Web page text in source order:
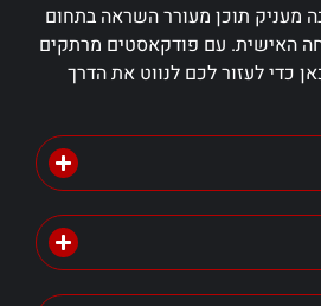
מעניק תוכן מעורר השראה בתחום
האישית. עם פודקאסטים מרתקים
כדי לעזור לכם לנווט את הדרך